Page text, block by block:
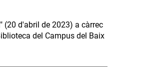
(20 d'abril de 2023) a càrrec
del Campus del Baix